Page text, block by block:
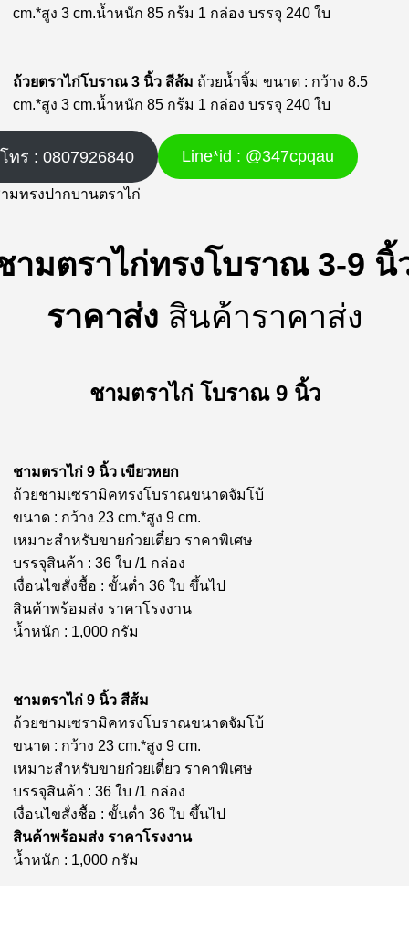
cm.*สูง 3 cm.น้ำหนัก 85 กร้ม 1 กล่อง บรรจุ 240 ใบ
ถ้วยตราไก่โบราณ 3 นิ้ว สีส้ม ถ้วยน้ำจิ้ม ขนาด : กว้าง 8.5
cm.*สูง 3 cm.น้ำหนัก 85 กร้ม 1 กล่อง บรรจุ 240 ใบ
โทร : 0807926840 Line*id : @347cpqau
ามตราไก่ทรงโบราณ 3-9 นิ้
ราคาส่ง สินค้าราคาส่ง
ชามตราไก่ โบราณ 9 นิ้ว
ชามตราไก่ 9 นิ้ว เขียวหยก
ถ้วยชามเซรามิคทรงโบราณขนาดจัมโบ้
ขนาด : กว้าง 23 cm.*สูง 9 cm.
เหมาะสำหรับขายก๋วยเตี๋ยว ราคาพิเศษ
บรรจุสินค้า : 36 ใบ /1 กล่อง
เงื่อนไขสั่งชื้อ : ขั้นต่ำ 36 ใบ ขึ้นไป
สินค้าพร้อมส่ง ราคาโรงงาน
น้ำหนัก : 1,000 กรัม
ชามตราไก่ 9 นิ้ว สีส้ม
ถ้วยชามเซรามิคทรงโบราณขนาดจัมโบ้
ขนาด : กว้าง 23 cm.*สูง 9 cm.
เหมาะสำหรับขายก๋วยเตี๋ยว ราคาพิเศษ
บรรจุสินค้า : 36 ใบ /1 กล่อง
เงื่อนไขสั่งชื้อ : ขั้นต่ำ 36 ใบ ขึ้นไป
สินค้าพร้อมส่ง ราคาโรงงาน
น้ำหนัก : 1,000 กรัม